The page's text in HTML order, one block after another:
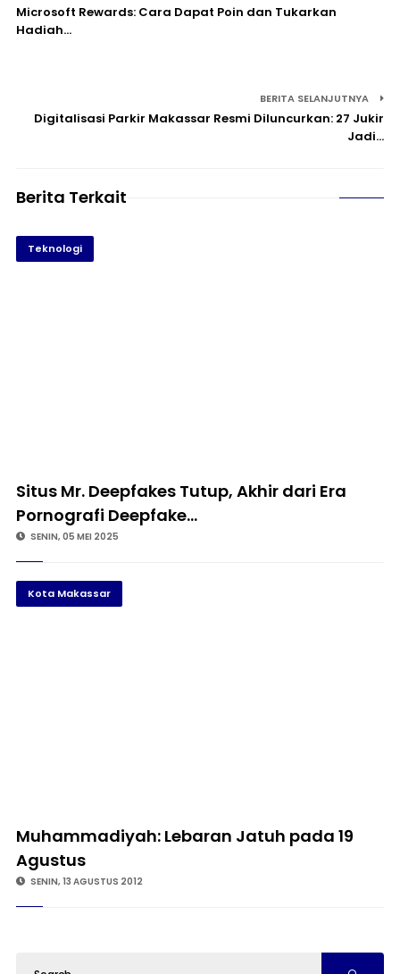
Microsoft Rewards: Cara Dapat Poin dan Tukarkan
Hadiah…
BERITA SELANJUTNYA
Digitalisasi Parkir Makassar Resmi Diluncurkan: 27 Jukir
Jadi…
Berita Terkait
Teknologi
Situs Mr. Deepfakes Tutup, Akhir dari Era
Pornografi Deepfake…
SENIN, 05 MEI 2025
Kota Makassar
Muhammadiyah: Lebaran Jatuh pada 19
Agustus
SENIN, 13 AGUSTUS 2012